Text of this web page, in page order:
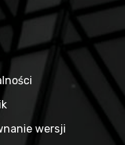
wersji